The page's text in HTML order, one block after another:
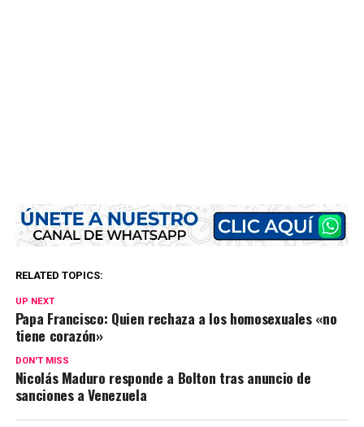
RELATED TOPICS:
UP NEXT
Papa Francisco: Quien rechaza a los homosexuales «no
tiene corazón»
DON'T MISS
Nicolás Maduro responde a Bolton tras anuncio de
sanciones a Venezuela